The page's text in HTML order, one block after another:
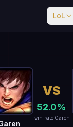
LoL
VS
52.0%
win rate Garen